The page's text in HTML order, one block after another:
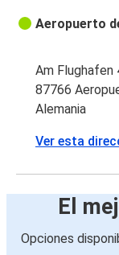
Aeropuerto
Am Flughafen
87766
Alemania
Ver esta
El
Opciones